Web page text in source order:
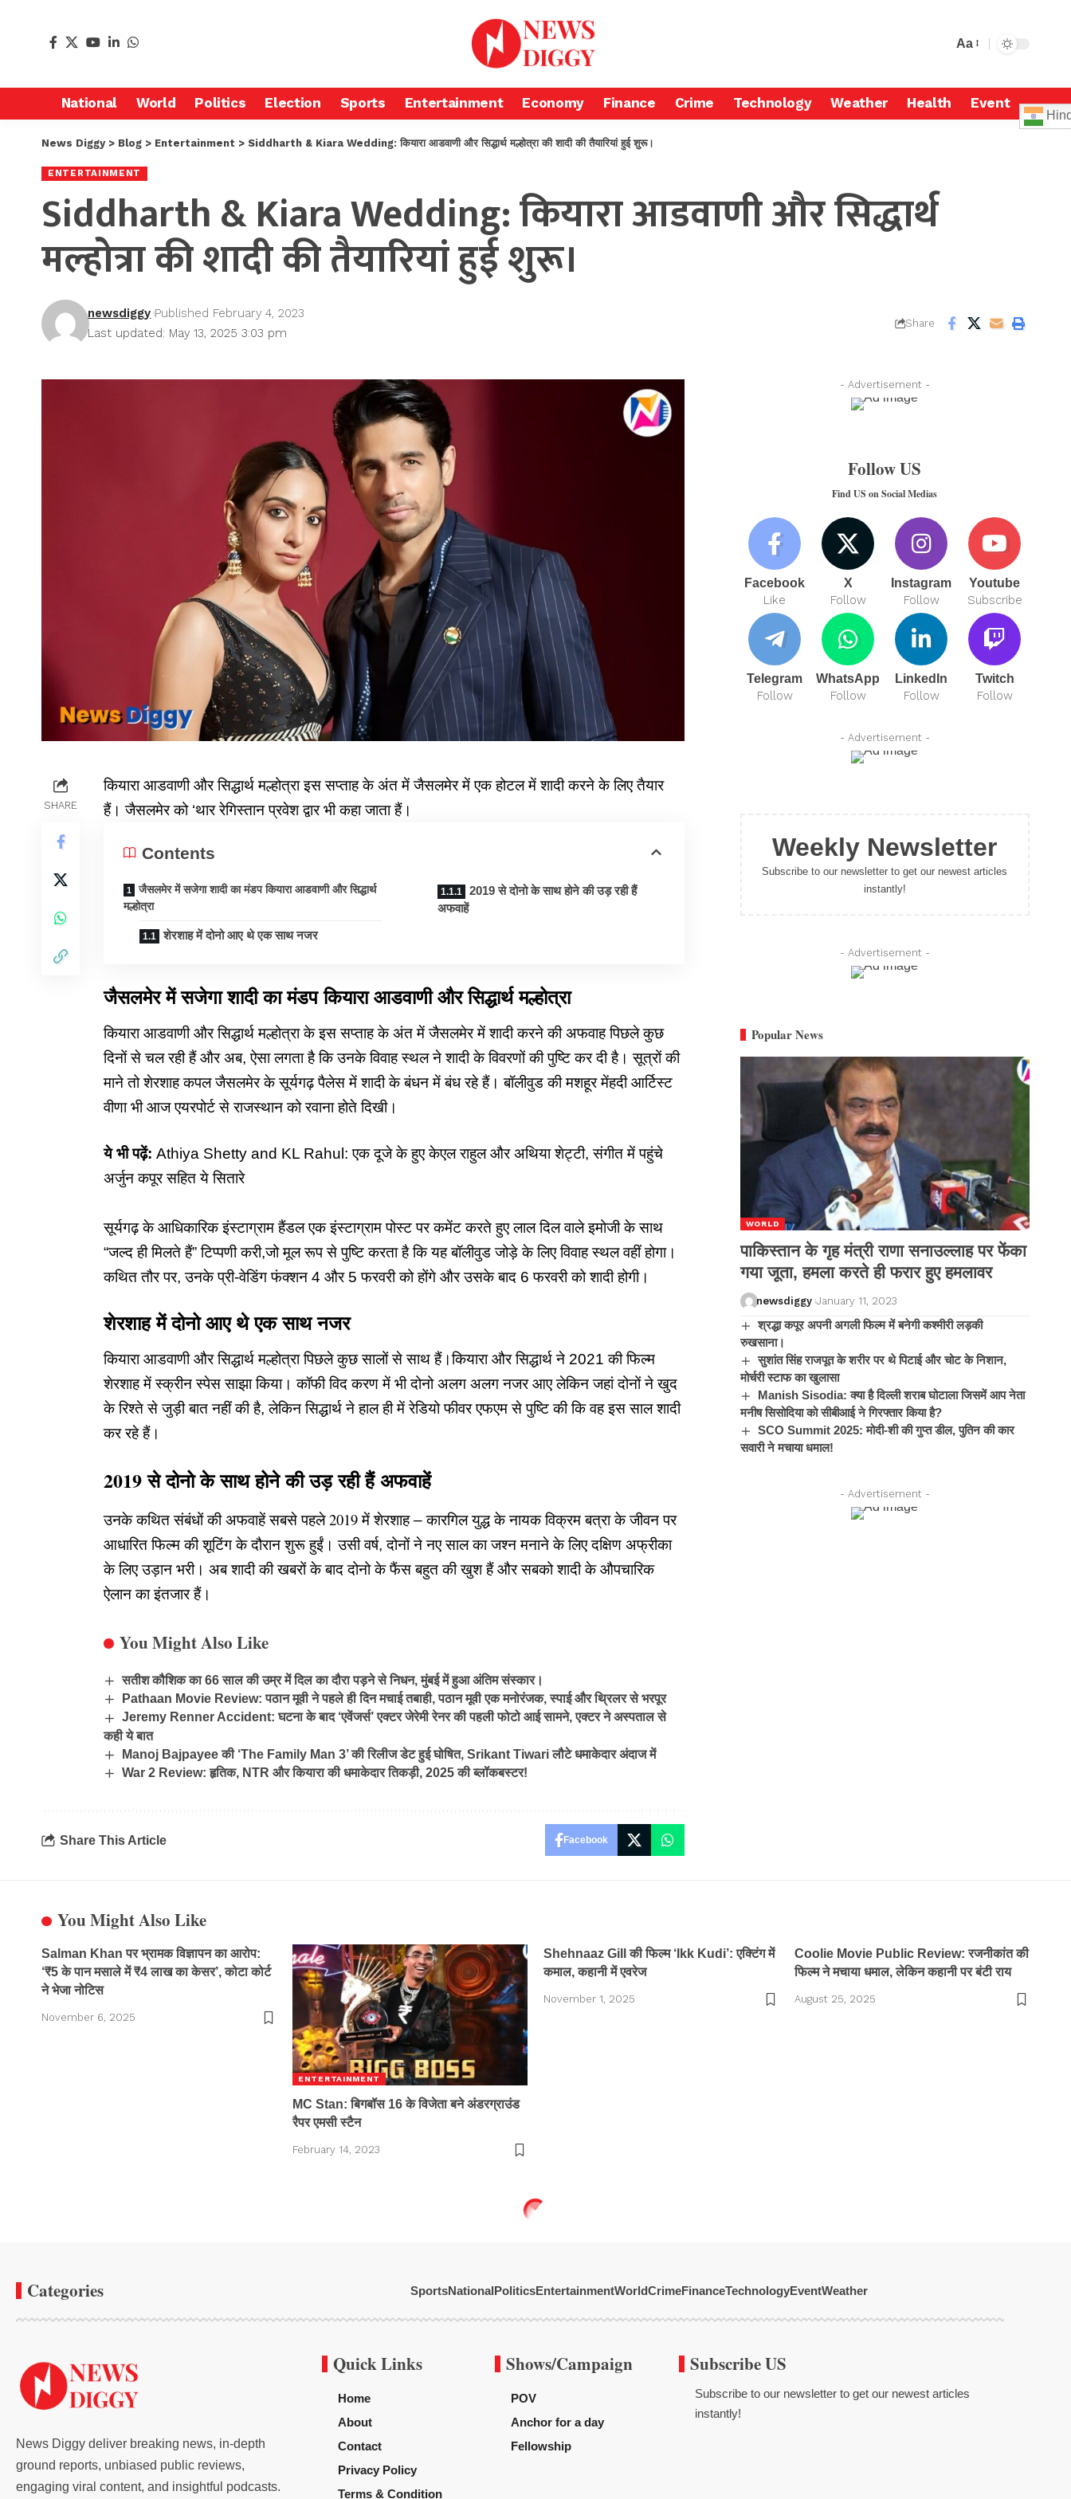
Aa
National World Politics Election Sports Entertainment Economy Finance Crime Technology Weather Health Event
News Diggy> Blog > Entertainment > Siddharth & Kiara Wedding: कियारा आडवाणी और सिद्धार्थ मल्होत्रा ​​​​की शादी की तैयारियां हुई शुरू।
ENTERTAINMENT
Siddharth & Kiara Wedding: कियारा आडवाणी और सिद्धार्थ
मल्होत्रा ​​​​की शादी की तैयारियां हुई शुरू।
Last updated: May 13, 2025 3:03 pm
newsdiggy Published February 4, 2023
Share
SHARE
कियारा आडवाणी और सिद्धार्थ मल्होत्रा ​​​​इस सप्ताह के अंत में जैसलमेर में एक होटल में शादी करने के लिए तैयार
हैं। जैसलमेर को ‘थार रेगिस्तान प्रवेश द्वार भी कहा जाता हैं।
Contents
जैसलमेर में सजेगा शादी का मंडप कियारा आडवाणी और सिद्धार्थ
मल्होत्रा ​​​​
शेरशाह में दोनो आए थे एक साथ नजर
2019 से दोनो के साथ होने की उड़ रही हैं
अफवाहें
जैसलमेर में सजेगा शादी का मंडपकियारा आडवाणी और सिद्धार्थ मल्होत्रा ​​​​
कियारा आडवाणी और सिद्धार्थ मल्होत्रा ​​​​के इस सप्ताह के अंत में जैसलमेर में शादी करने की अफवाह पिछले कुछ
दिनों से चल रही हैं और अब, ऐसा लगता है कि उनके विवाह स्थल ने शादी के विवरणों की पुष्टि कर दी है। सूत्रों की
माने तो शेरशाह कपल जैसलमेर के सूर्यगढ़ पैलेस में शादी के बंधन में बंध रहे हैं। बॉलीवुड की मशहूर मेंहदी आर्टिस्ट
वीणा भी आज एयरपोर्ट से राजस्थान को रवाना होते दिखी।
ये भी पढ़ें: Athiya Shetty and KL Rahul: एक दूजे के हुए केएल राहुल और अथिया शेट्टी, संगीत में पहुंचे
अर्जुन कपूर सहित ये सितारे
सूर्यगढ़ के आधिकारिक इंस्टाग्राम हैंडल एक इंस्टाग्राम पोस्ट पर कमेंट करते हुए लाल दिल वाले इमोजी के साथ
“जल्द ही मिलते हैं” टिप्पणी करी,जो मूल रूप से पुष्टि करता है कि यह बॉलीवुड जोड़े के लिए विवाह स्थल वहीं होगा।
कथित तौर पर, उनके प्री-वेडिंग फंक्शन 4 और 5 फरवरी को होंगे और उसके बाद 6 फरवरी को शादी होगी।
शेरशाह में दोनो आए थे एक साथ नजर
कियारा आडवाणी और सिद्धार्थ मल्होत्रा ​​​​पिछले कुछ सालों से साथ हैं।कियारा और सिद्धार्थने 2021 की फिल्म
शेरशाहमें स्क्रीन स्पेस साझा किया। कॉफी विद करण में भी दोनो अलग अलग नजर आए लेकिन जहां दोनों ने खुद
के रिश्ते से जुड़ी बात नहीं की है, लेकिन सिद्धार्थ ने हाल ही में रेडियो फीवर एफएम से पुष्टि की कि वह इस साल शादी
कर रहे हैं।
2019 से दोनो के साथ होने की उड़ रही हैं अफवाहें
उनके कथित संबंधों की अफवाहें सबसे पहले2019में शेरशाह – कारगिल युद्ध के नायक विक्रम बत्रा के जीवन पर
आधारित फिल्म की शूटिंग के दौरान शुरू हुईं। उसी वर्ष, दोनों ने नए साल का जश्न मनाने के लिए दक्षिण अफ्रीका
के लिए उड़ान भरी। अब शादी की खबरों के बाद दोनो के फैंस बहुत की खुश हैं और सबको शादी के औपचारिक
ऐलान का इंतजार हैं।
You Might Also Like
सतीश कौशिक का 66 साल की उम्र में दिल का दौरा पड़ने से निधन, मुंबई में हुआ अंतिम संस्कार।
Pathaan Movie Review: पठान मूवी ने पहले ही दिन मचाई तबाही, पठान मूवी एक मनोरंजक, स्पाई और थ्रिलर से भरपूर
Jeremy Renner Accident: घटना के बाद ‘एवेंजर्स’ एक्टर जेरेमी रेनर की पहली फोटो आई सामने, एक्टर ने अस्पताल से
कही ये बात
Manoj Bajpayee की ‘The Family Man 3’ की रिलीज डेट हुई घोषित, Srikant Tiwari लौटे धमाकेदार अंदाज में
War 2 Review: हृतिक, NTR और कियारा की धमाकेदार तिकड़ी, 2025 की ब्लॉकबस्टर!
Share This Article Facebook
- Advertisement -
Follow US
Find US on Social Medias
Facebook
Like
X
Follow
Instagram
Follow
Youtube
Subscribe
Telegram
Follow
WhatsApp
Follow
LinkedIn
Follow
Twitch
Follow
- Advertisement -
Weekly Newsletter
Subscribe to our newsletter to get our newest articles
instantly!
- Advertisement -
Popular News
WORLD
पाकिस्तान के गृह मंत्री राणा सनाउल्लाह पर फेंका
गया जूता, हमला करते ही फरार हुए हमलावर
newsdiggy January 11, 2023
श्रद्धा कपूर अपनी अगली फिल्म में बनेगी कश्मीरी लड़की
रुखसाना।
सुशांत सिंह राजपूत के शरीर पर थे पिटाई और चोट के निशान,
मोर्चरी स्टाफ का खुलासा
Manish Sisodia: क्या है दिल्ली शराब घोटाला जिसमें आप नेता
मनीष सिसोदिया को सीबीआई ने गिरफ्तार किया है?
SCO Summit 2025: मोदी-शी की गुप्त डील, पुतिन की कार
सवारी ने मचाया धमाल!
- Advertisement -
You Might Also Like
Salman Khan पर भ्रामक विज्ञापन का आरोप:
‘₹5 के पान मसाले में ₹4 लाख का केसर’, कोटा कोर्ट
ने भेजा नोटिस
November 6, 2025
ENTERTAINMENT
MC Stan: बिगबॉस 16 के विजेता बने अंडरग्राउंड
रैपर एमसी स्टैन
February 14, 2023
Shehnaaz Gill की फिल्म ‘Ikk Kudi’: एक्टिंग में
कमाल, कहानी में एवरेज
November 1, 2025
Coolie Movie Public Review: रजनीकांत की
फिल्म ने मचाया धमाल, लेकिन कहानी पर बंटी राय
August 25, 2025
Categories SportsNationalPoliticsEntertainmentWorldCrimeFinanceTechnologyEventWeather
News Diggy deliver breaking news, in-depth
ground reports, unbiased public reviews,
engaging viral content, and insightful podcasts.
Quick Links
Home
About
Contact
Privacy Policy
Terms & Condition
Shows/Campaign
POV
Anchor for a day
Fellowship
Subscribe US
Subscribe to our newsletter to get our newest articles
instantly!